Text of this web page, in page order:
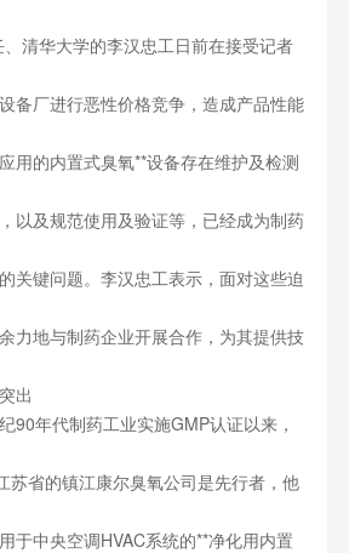
清华大学的李汉忠工日前在接受记者
备厂进行恶性价格竞争，造成产品性能
用的内置式臭氧**设备存在维护及检测
以及规范使用及验证等，已经成为制药
关键问题。李汉忠工表示，面对这些迫
力地与制药企业开展合作，为其提供技
出
年代制药工业实施GMP认证以来，
苏省的镇江康尔臭氧公司是先行者，他
于中央空调HVAC系统的**净化用内置